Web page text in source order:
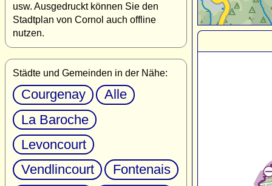
usw. Ausgedruckt können Sie den
Stadtplan von Cornol auch offline
nutzen.
Städte und Gemeinden in der Nähe:
Courgenay
Alle
La Baroche
Levoncourt
Vendlincourt
Fontenais